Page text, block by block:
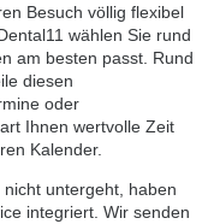
Besuch völlig flexibel
wählen Sie rund
am besten passt. Rund
diesen
oder
Ihnen wertvolle Zeit
Kalender.
untergeht, haben
integriert. Wir senden